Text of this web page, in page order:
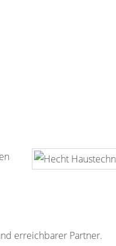
erreichbarer Partner.